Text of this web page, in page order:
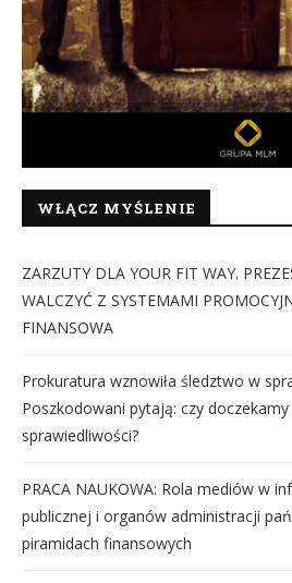
WŁĄCZ MYŚLENIE
ZARZUTY DLA YOUR FIT WAY.
WALCZYĆ Z SYSTEMAMI
FINANSOWA
Prokuratura wznowiła śledztwo w
Poszkodowani pytają: czy
sprawiedliwości?
PRACA NAUKOWA: Rola mediów w
publicznej i organów administracji
piramidach finansowych